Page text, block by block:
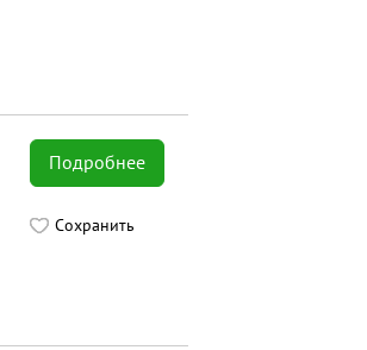
Подробнее
Сохранить